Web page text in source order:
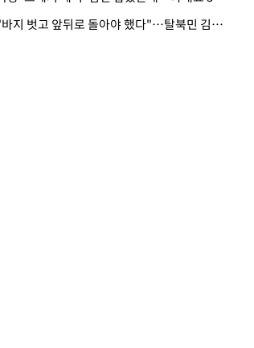
· "바지 벗고 앞뒤로 돌아야 했다"…탈북민 김서아, 기쁨조 검사 수치심 회상